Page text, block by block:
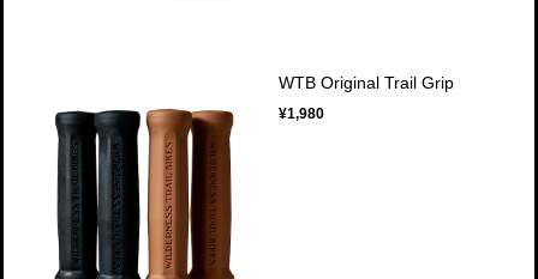
WTB Original Trail Grip
¥1,980